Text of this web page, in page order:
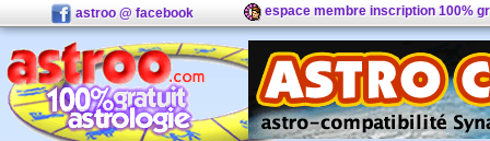
astroo @ facebook espace membre inscription 100%